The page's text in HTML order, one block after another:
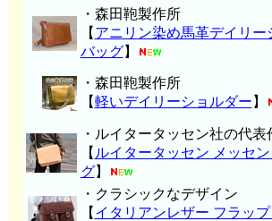
・森田鞄製作所
【 アニリン染め馬革デイリー
バッグ】
・森田鞄製作所
【軽いデイリーショルダー 】
・ルイタータッセン社の代表
【 ルイタータッセン メッセ
グ】
・クラシックなデザイン
【 イタリアンレザー フラッ